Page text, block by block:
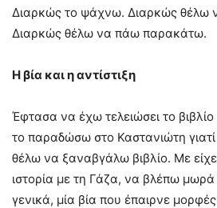
Διαρκώς το ψάχνω. Διαρκώς θέλω
Διαρκώς θέλω να πάω παρακάτω.
Η βία και η αντίστιξη
Έφτασα να έχω τελειώσει το
το παραδώσω στο Καστανιώτη
θέλω να ξαναβγάλω βιβλίο. Με
ιστορία με τη Γάζα, να βλέπω
γενικά, μία βία που έπαιρνε